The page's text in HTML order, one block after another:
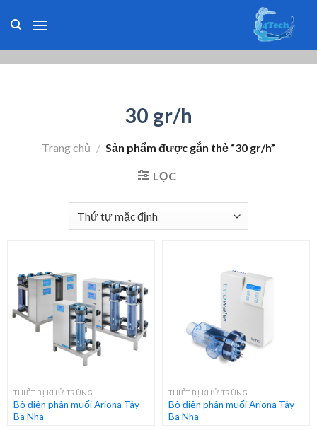
30 gr/h
Trang chủ / Sản phẩm được gắn thẻ “30 gr/h”
LỌC
THIẾT BỊ KHỬ TRÙNG
Bộ điện phân muối Ariona Tây
Ba Nha
THIẾT BỊ KHỬ TRÙNG
Bộ điện phân muối Ariona Tây
Ba Nha